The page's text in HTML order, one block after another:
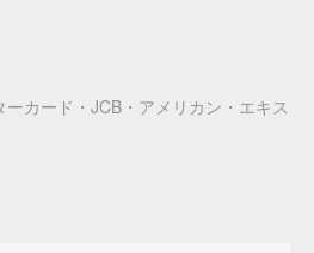
カード・JCB・アメリカン・エキス